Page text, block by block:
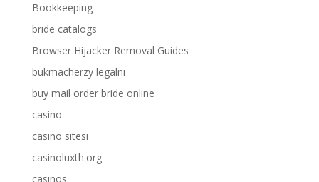
Bookkeeping
bride catalogs
Browser Hijacker Removal Guides
bukmacherzy legalni
buy mail order bride online
casino
casino sitesi
casinoluxth.org
casinos